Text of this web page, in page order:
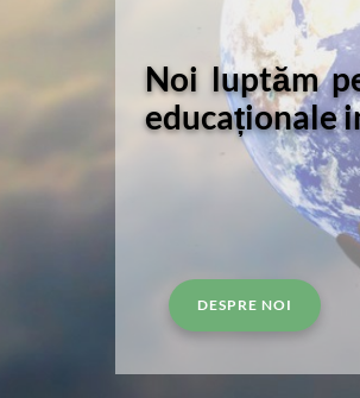
Noi luptăm
educaționale
DESPRE NOI